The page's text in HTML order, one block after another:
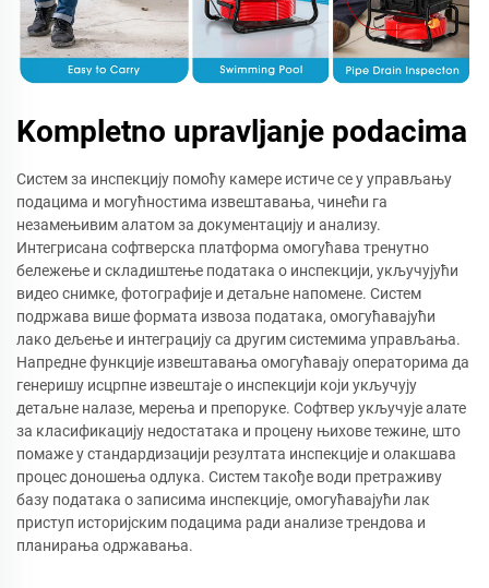
Kompletno upravljanje podacima
Систем за инспекцију помоћу камере истиче се у управљању
подацима и могућностима извештавања, чинећи га
незамењивим алатом за документацију и анализу.
Интегрисана софтверска платформа омогућава тренутно
бележење и складиштење података о инспекцији, укључујући
видео снимке, фотографије и детаљне напомене. Систем
подржава више формата извоза података, омогућавајући
лако дељење и интеграцију са другим системима управљања.
Напредне функције извештавања омогућавају операторима да
генеришу исцрпне извештаје о инспекцији који укључују
детаљне налазе, мерења и препоруке. Софтвер укључује алате
за класификацију недостатака и процену њихове тежине, што
помаже у стандардизацији резултата инспекције и олакшава
процес доношења одлука. Систем такође води претраживу
базу података о записима инспекције, омогућавајући лак
приступ историјским подацима ради анализе трендова и
планирања одржавања.